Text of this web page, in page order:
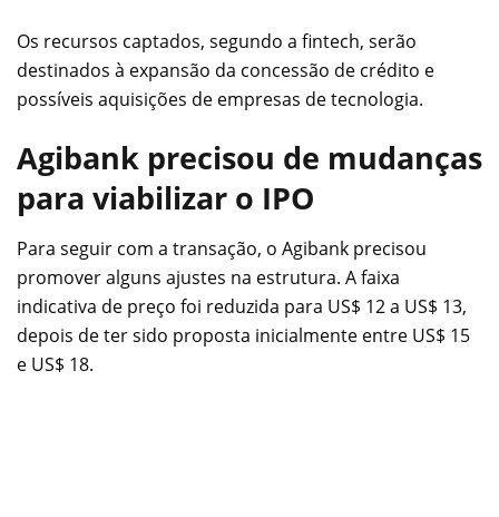
Os recursos captados, segundo a fintech, serão
destinados à expansão da concessão de crédito e
possíveis aquisições de empresas de tecnologia.
Agibank precisou de mudanças
para viabilizar o IPO
Para seguir com a transação, o Agibank precisou
promover alguns ajustes na estrutura. A faixa
indicativa de preço foi reduzida para US$ 12 a US$ 13,
depois de ter sido proposta inicialmente entre US$ 15
e US$ 18.